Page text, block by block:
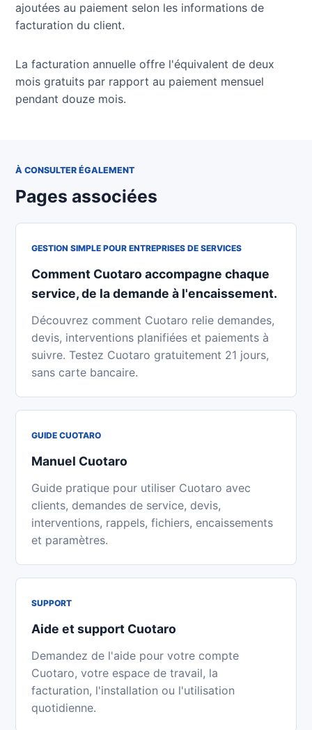
ajoutées au paiement selon les informations de
facturation du client.
La facturation annuelle offre l'équivalent de deux
mois gratuits par rapport au paiement mensuel
pendant douze mois.
À CONSULTER ÉGALEMENT
Pages associées
GESTION SIMPLE POUR ENTREPRISES DE SERVICES
Comment Cuotaro accompagne chaque
service, de la demande à l'encaissement.
Découvrez comment Cuotaro relie demandes,
devis, interventions planifiées et paiements à
suivre. Testez Cuotaro gratuitement 21 jours,
sans carte bancaire.
GUIDE CUOTARO
Manuel Cuotaro
Guide pratique pour utiliser Cuotaro avec
clients, demandes de service, devis,
interventions, rappels, fichiers, encaissements
et paramètres.
SUPPORT
Aide et support Cuotaro
Demandez de l'aide pour votre compte
Cuotaro, votre espace de travail, la
facturation, l'installation ou l'utilisation
quotidienne.